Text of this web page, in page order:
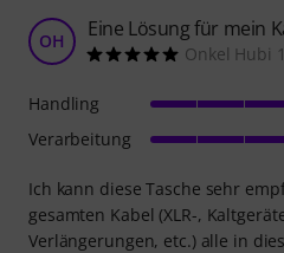
OH Eine Lösung für mein
Onkel Hubi
Ich kann diese Tasche sehr
gesamten Kabel (XLR-,
Verlängerungen, etc.) alle in
Handling
Verarbeitung